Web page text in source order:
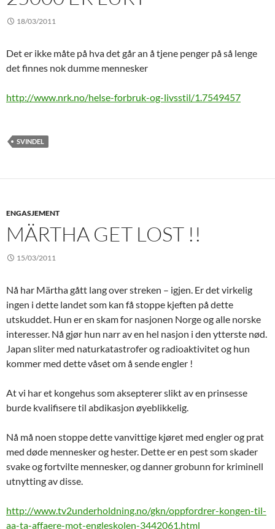
18/03/2011
Det er ikke måte på hva det går an å tjene penger på så lenge
det finnes nok dumme mennesker
http://www.nrk.no/helse-forbruk-og-livsstil/1.7549457
SVINDEL
ENGASJEMENT
MÄRTHA GET LOST !!
15/03/2011
Nå har Märtha gått lang over streken – igjen. Er det virkelig
ingen i dette landet som kan få stoppe kjeften på dette
utskuddet. Hun er en skam for nasjonen Norge og alle norske
interesser. Nå gjør hun narr av en hel nasjon i den ytterste nød.
Japan sliter med naturkatastrofer og radioaktivitet og hun
kommer med dette våset om å sende engler !
At vi har et kongehus som aksepterer slikt av en prinsesse
burde kvalifisere til abdikasjon øyeblikkelig.
Nå må noen stoppe dette vanvittige kjøret med engler og prat
med døde mennesker og hester. Dette er en pest som skader
svake og fortvilte mennesker, og danner grobunn for kriminell
utnytting av disse.
http://www.tv2underholdning.no/gkn/oppfordrer-kongen-til-
aa-ta-affaere-mot-engleskolen-3442061.html